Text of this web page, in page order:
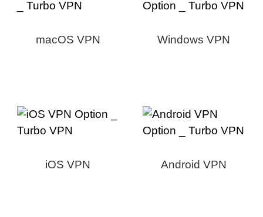
macOS VPN Windows VPN
iOS VPN Android VPN